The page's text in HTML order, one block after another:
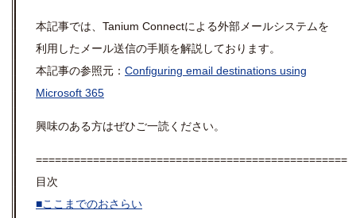
本記事では、Tanium Connectによる外部メールシステムを
利用したメール送信の手順を解説しております。
本記事の参照元： Configuring email destinations using
Microsoft 365
興味のある方はぜひご一読ください。
=================================================
目次
■ここまでのおさらい